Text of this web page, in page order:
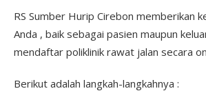
RS Sumber Hurip Cirebon memberikan
Anda , baik sebagai pasien maupun
mendaftar poliklinik rawat jalan secara
Berikut adalah langkah-langkahnya :